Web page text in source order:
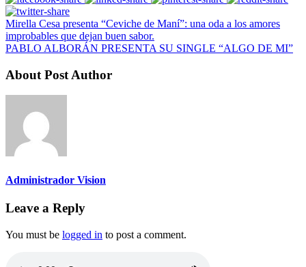
Mirella Cesa presenta “Ceviche de Maní”: una oda a los amores
improbables que dejan buen sabor.
PABLO ALBORÁN PRESENTA SU SINGLE “ALGO DE MI”
About Post Author
Administrador Vision
Leave a Reply
You must be logged in to post a comment.